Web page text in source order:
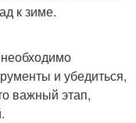
к зиме.
и убедиться,
важный этап,